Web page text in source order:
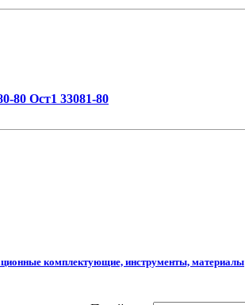
80 Ост1 33081-80
комплектующие, инструменты, материалы